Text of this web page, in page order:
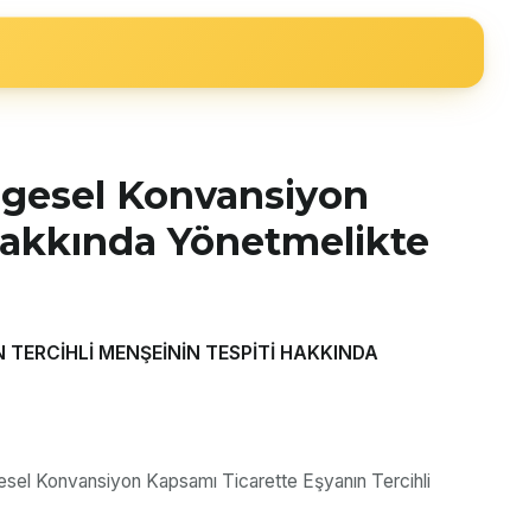
Konvansiyon
Yönetmelikte
MENŞEİNİN TESPİTİ HAKKINDA
Konvansiyon Kapsamı Ticarette Eşyanın Tercihli